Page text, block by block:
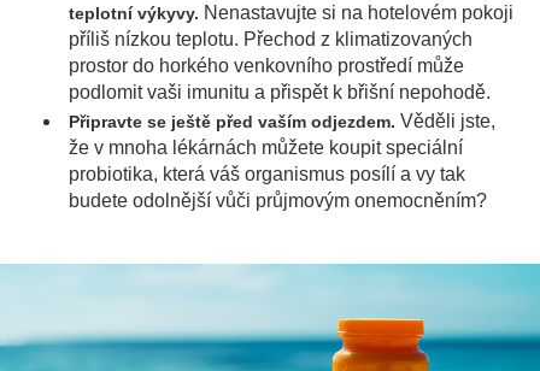
teplotní výkyvy. Nenastavujte si na hotelovém pokoji
příliš nízkou teplotu. Přechod z klimatizovaných
prostor do horkého venkovního prostředí může
podlomit vaši imunitu a přispět k břišní nepohodě.
Připravte se ještě před vaším odjezdem. Věděli jste,
že v mnoha lékárnách můžete koupit speciální
probiotika, která váš organismus posílí a vy tak
budete odolnější vůči průjmovým onemocněním?